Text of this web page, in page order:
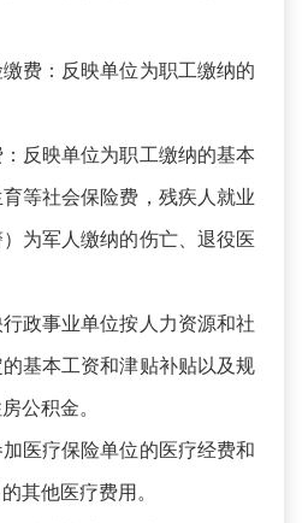
：反映单位为职工缴纳的
映单位为职工缴纳的基本
等社会保险费，残疾人就业
为军人缴纳的伤亡、退役医
事业单位按人力资源和社
基本工资和津贴补贴以及规
公积金。
疗保险单位的医疗经费和
其他医疗费用。